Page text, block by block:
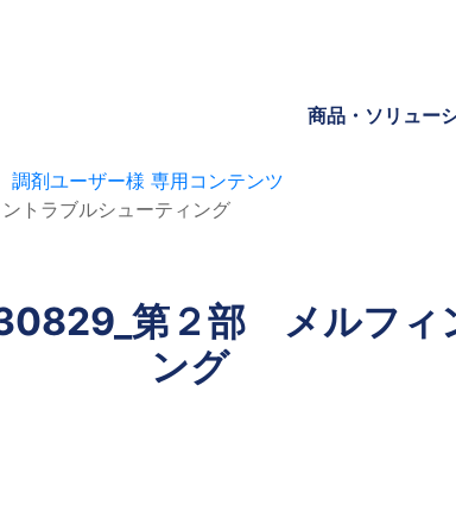
商品・ソリュー
調剤ユーザー様 専用コンテンツ
トラブルシューティング
第２部 メルフィ
ング